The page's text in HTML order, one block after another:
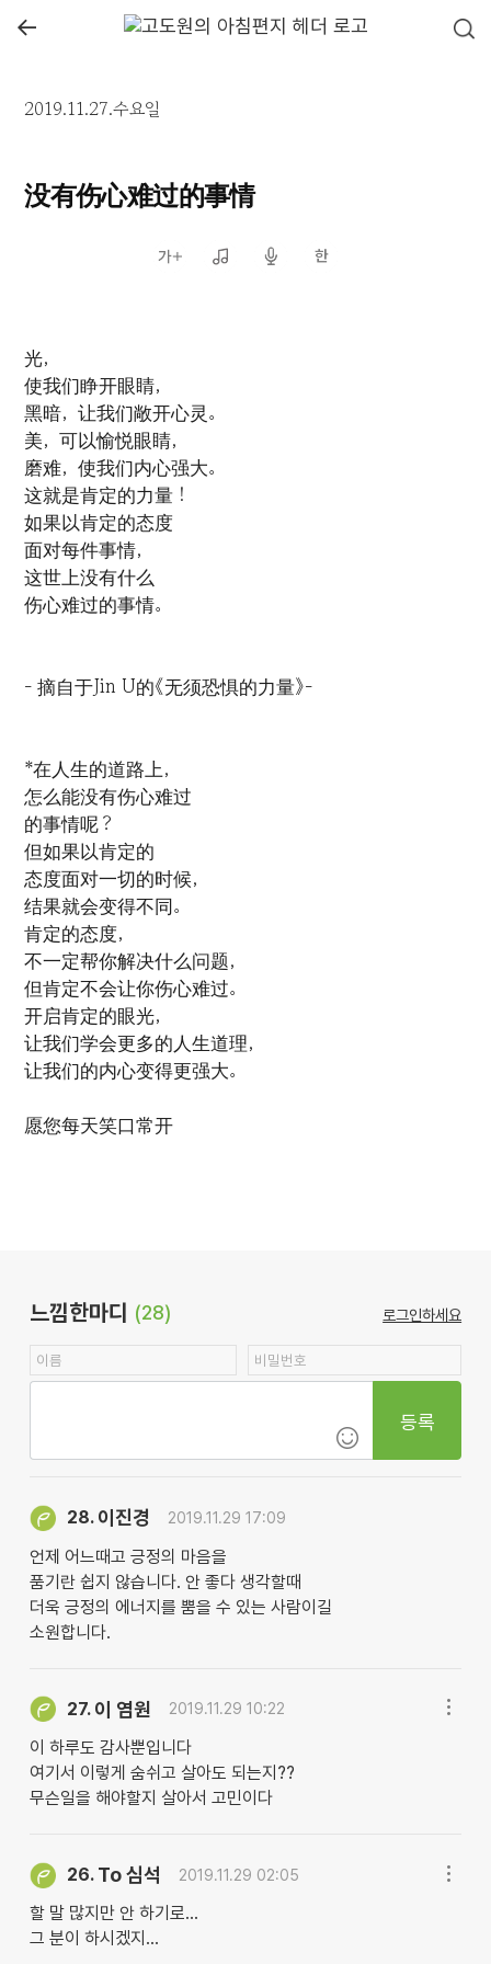
←
2019.11.27.수요일
没有伤心难过的事情
光，
使我们睁开眼睛，
黑暗，让我们敞开心灵。
美，可以愉悦眼睛，
磨难，使我们内心强大。
这就是肯定的力量！
如果以肯定的态度
面对每件事情，
这世上没有什么
伤心难过的事情。
- 摘自于Jin U的《无须恐惧的力量》-
*在人生的道路上，
怎么能没有伤心难过
的事情呢？
但如果以肯定的
态度面对一切的时候，
结果就会变得不同。
肯定的态度，
不一定帮你解决什么问题，
但肯定不会让你伤心难过。
开启肯定的眼光，
让我们学会更多的人生道理，
让我们的内心变得更强大。
愿您每天笑口常开
느낌한마디 (28) 로그인하세요
등록
28. 이진경 2019.11.29 17:09
언제 어느때고 긍정의 마음을
품기란 쉽지 않습니다. 안 좋다 생각할때
더욱 긍정의 에너지를 뿜을 수 있는 사람이길
소원합니다.
27. 이 염원 2019.11.29 10:22
이 하루도 감사뿐입니다
여기서 이렇게 숨쉬고 살아도 되는지??
무슨일을 해야할지 살아서 고민이다
26. To 심석 2019.11.29 02:05
할 말 많지만 안 하기로...
그 분이 하시겠지...